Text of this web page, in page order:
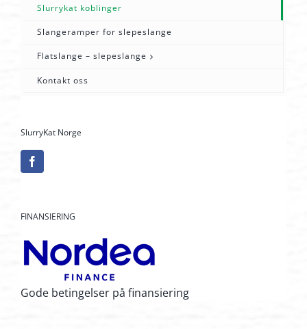
Slurrykat koblinger
Slangeramper for slepeslange
Flatslange – slepeslange
Kontakt oss
SlurryKat Norge
FINANSIERING
Gode betingelser på finansiering